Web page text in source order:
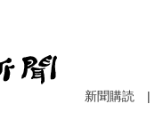
新聞購読